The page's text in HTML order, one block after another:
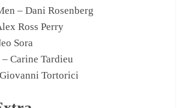
– Dani Rosenberg
Ross Perry
Sora
– Carine Tardieu
Tortorici